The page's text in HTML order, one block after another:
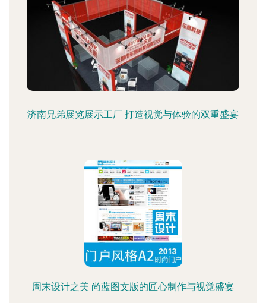
济南兄弟展览展示工厂 打造视觉与体验的双重盛宴
周末设计之美 尚蓝图文版的匠心制作与视觉盛宴